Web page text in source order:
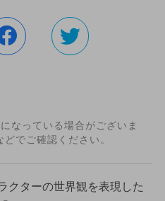
なっている場合がございま
でご確認ください。
クターの世界観を表現した